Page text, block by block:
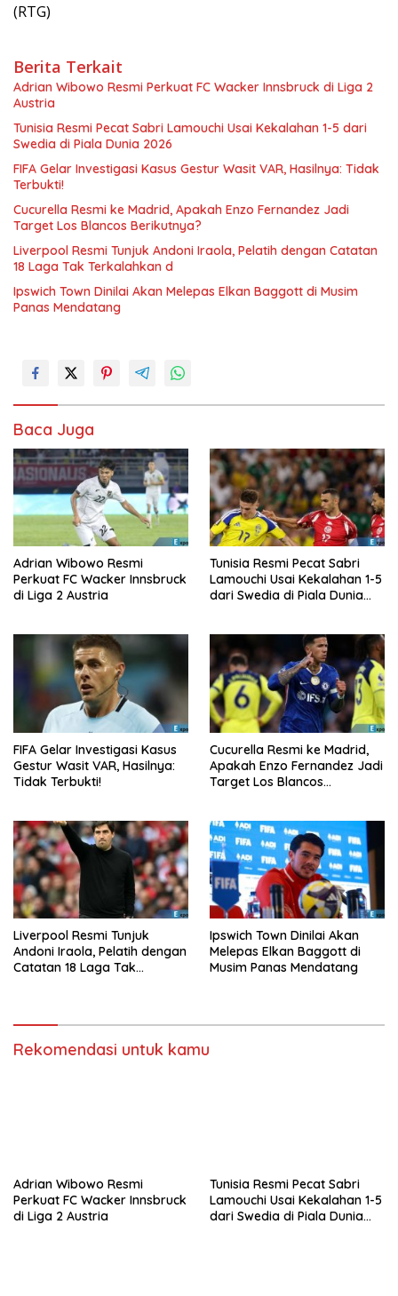
(RTG)
Berita Terkait
Adrian Wibowo Resmi Perkuat FC Wacker Innsbruck di Liga 2
Austria
Tunisia Resmi Pecat Sabri Lamouchi Usai Kekalahan 1-5 dari
Swedia di Piala Dunia 2026
FIFA Gelar Investigasi Kasus Gestur Wasit VAR, Hasilnya: Tidak
Terbukti!
Cucurella Resmi ke Madrid, Apakah Enzo Fernandez Jadi
Target Los Blancos Berikutnya?
Liverpool Resmi Tunjuk Andoni Iraola, Pelatih dengan Catatan
18 Laga Tak Terkalahkan d
Ipswich Town Dinilai Akan Melepas Elkan Baggott di Musim
Panas Mendatang
Baca Juga
Adrian Wibowo Resmi
Perkuat FC Wacker Innsbruck
di Liga 2 Austria
Tunisia Resmi Pecat Sabri
Lamouchi Usai Kekalahan 1-5
dari Swedia di Piala Dunia
FIFA Gelar Investigasi Kasus
Gestur Wasit VAR, Hasilnya:
Tidak Terbukti!
Cucurella Resmi ke Madrid,
Apakah Enzo Fernandez Jadi
Target Los Blancos
Liverpool Resmi Tunjuk
Andoni Iraola, Pelatih dengan
Catatan 18 Laga Tak
Ipswich Town Dinilai Akan
Melepas Elkan Baggott di
Musim Panas Mendatang
Rekomendasi untuk kamu
Adrian Wibowo Resmi
Perkuat FC Wacker Innsbruck
di Liga 2 Austria
Tunisia Resmi Pecat Sabri
Lamouchi Usai Kekalahan 1-5
dari Swedia di Piala Dunia